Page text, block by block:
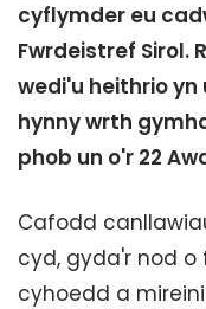
cyflymder eu
Fwrdeistref Sirol.
wedi'u heithrio yn
hynny wrth
phob un o'r 22
Cafodd
cyd, gyda'r nod
cyhoedd a